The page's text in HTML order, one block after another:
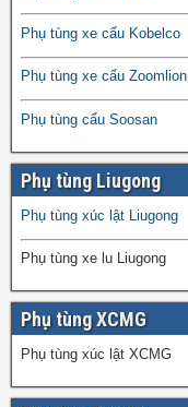
Phụ tùng xe cẩu Kobelco
Phụ tùng xe cẩu Zoomlion
Phụ tùng cẩu Soosan
Phụ tùng Liugong
Phụ tùng xúc lật Liugong
Phụ tùng xe lu Liugong
Phụ tùng XCMG
Phụ tùng xúc lật XCMG